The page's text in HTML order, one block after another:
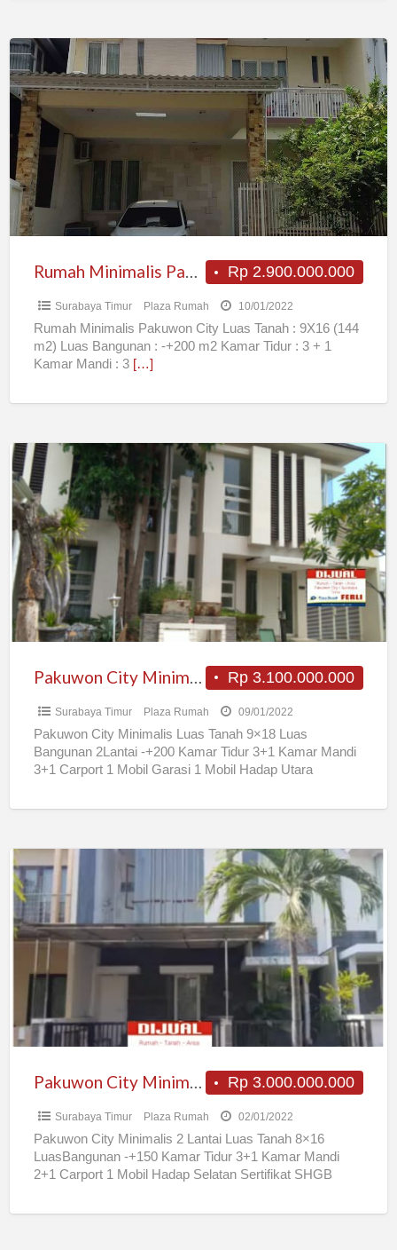
Rumah
Minimalis
Pakuwon
City
Rp 2.900.000.000
Rumah Minimalis Pakuwon City
Surabaya Timur Plaza Rumah 10/01/2022
Rumah Minimalis Pakuwon City Luas Tanah : 9X16 (144
m2) Luas Bangunan : -+200 m2 Kamar Tidur : 3 + 1
Kamar Mandi : 3 […]
Pakuwon
City
Minimalis
Rp 3.100.000.000
Pakuwon City Minimalis
Surabaya Timur Plaza Rumah 09/01/2022
Pakuwon City Minimalis Luas Tanah 9×18 Luas
Bangunan 2Lantai -+200 Kamar Tidur 3+1 Kamar Mandi
3+1 Carport 1 Mobil Garasi 1 Mobil Hadap Utara
Pakuwon
City
Minimalis
2
Lantai
Rp 3.000.000.000
Pakuwon City Minimalis 2 Lantai
Surabaya Timur Plaza Rumah 02/01/2022
Pakuwon City Minimalis 2 Lantai Luas Tanah 8×16
LuasBangunan -+150 Kamar Tidur 3+1 Kamar Mandi
2+1 Carport 1 Mobil Hadap Selatan Sertifikat SHGB